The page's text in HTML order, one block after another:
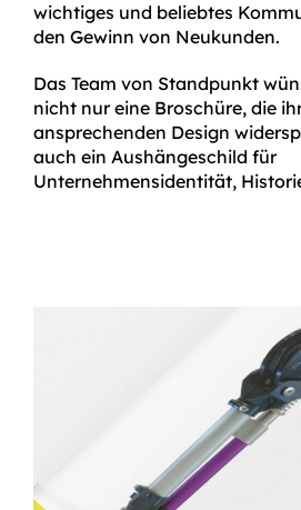
wichtiges und beliebtes
den Gewinn von Neukunden.
Das Team von Standpunkt
nicht nur eine Broschüre, die
ansprechenden Design
auch ein Aushängeschild für
Unternehmensidentität,